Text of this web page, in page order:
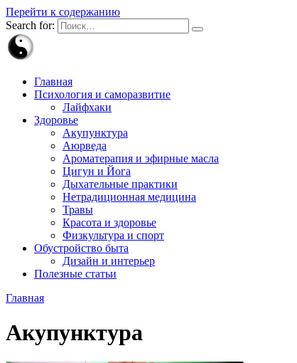
Перейти к содержанию
Search for:
Главная
Психология и саморазвитие
Лайфхаки
Здоровье
Акупунктура
Аюрведа
Ароматерапия и эфирные масла
Цигун и Йога
Дыхательные практики
Нетрадиционная медицина
Травы
Красота и здоровье
Физкультура и спорт
Обустройство быта
Дизайн и интерьер
Полезные статьи
Главная
Акупунктура